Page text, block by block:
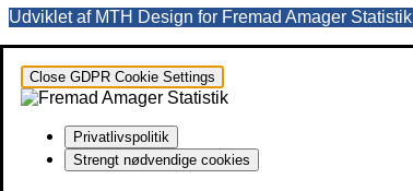
Udviklet af MTH Design for Fremad Amager Statistik
Close GDPR Cookie Settings
Privatlivspolitik
Strengt nødvendige cookies